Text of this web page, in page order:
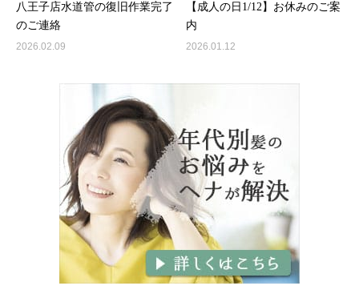
八王子店水道管の復旧作業完了
のご連絡
2026.02.09
【成人の日1/12】お休みのご案
内
2026.01.12